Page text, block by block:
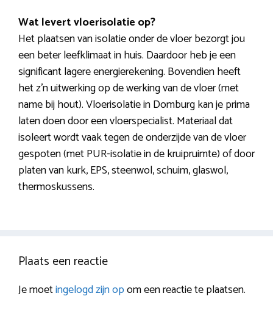
Wat levert vloerisolatie op?
Het plaatsen van isolatie onder de vloer bezorgt jou
een beter leefklimaat in huis. Daardoor heb je een
significant lagere energierekening. Bovendien heeft
het z’n uitwerking op de werking van de vloer (met
name bij hout). Vloerisolatie in Domburg kan je prima
laten doen door een vloerspecialist. Materiaal dat
isoleert wordt vaak tegen de onderzijde van de vloer
gespoten (met PUR-isolatie in de kruipruimte) of door
platen van kurk, EPS, steenwol, schuim, glaswol,
thermoskussens.
Plaats een reactie
Je moetingelogd zijn opom een reactie te plaatsen.